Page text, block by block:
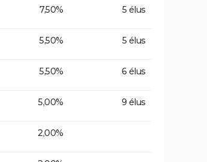
7,50% 5 élus
5,50% 5 élus
5,50% 6 élus
5,00% 9 élus
2,00%